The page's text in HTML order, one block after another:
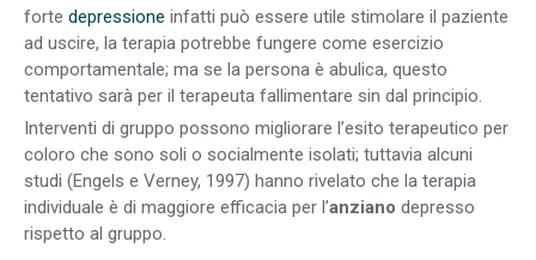
forte depressione infatti può essere utile stimolare il paziente
ad uscire, la terapia potrebbe fungere come esercizio
comportamentale; ma se la persona è abulica, questo
tentativo sarà per il terapeuta fallimentare sin dal principio.
Interventi di gruppo possono migliorare l’esito terapeutico per
coloro che sono soli o socialmente isolati; tuttavia alcuni
studi (Engels e Verney, 1997) hanno rivelato che la terapia
individuale è di maggiore efficacia per l’anziano depresso
rispetto al gruppo.